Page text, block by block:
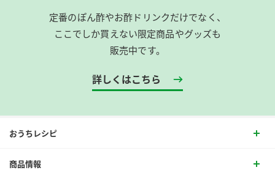
定番のぽん酢やお酢ドリンクだけでなく、
ここでしか買えない限定商品やグッズも
販売中です。
詳しくはこちら
おうちレシピ
商品情報